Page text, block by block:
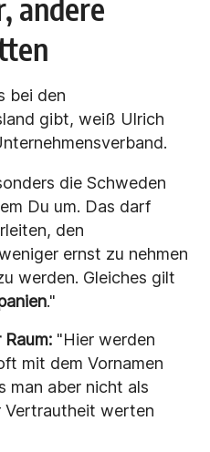
andere
bei den
gibt, weiß Ulrich
die Schweden
Du um. Das darf
den
ernst zu nehmen
werden. Gleiches gilt
."
"Hier werden
mit dem Vornamen
man aber nicht als
Vertrautheit werten